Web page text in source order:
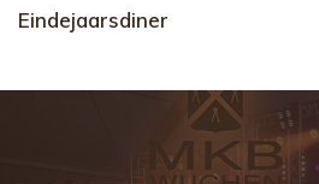
Eindejaarsdiner